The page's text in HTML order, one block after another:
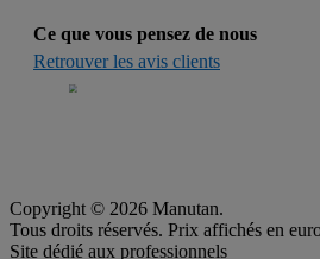
Ce que vous pensez de nous
Retrouver les avis clients
Copyright © 2026 Manutan.
Tous droits réservés. Prix affichés en
Site dédié aux professionnels